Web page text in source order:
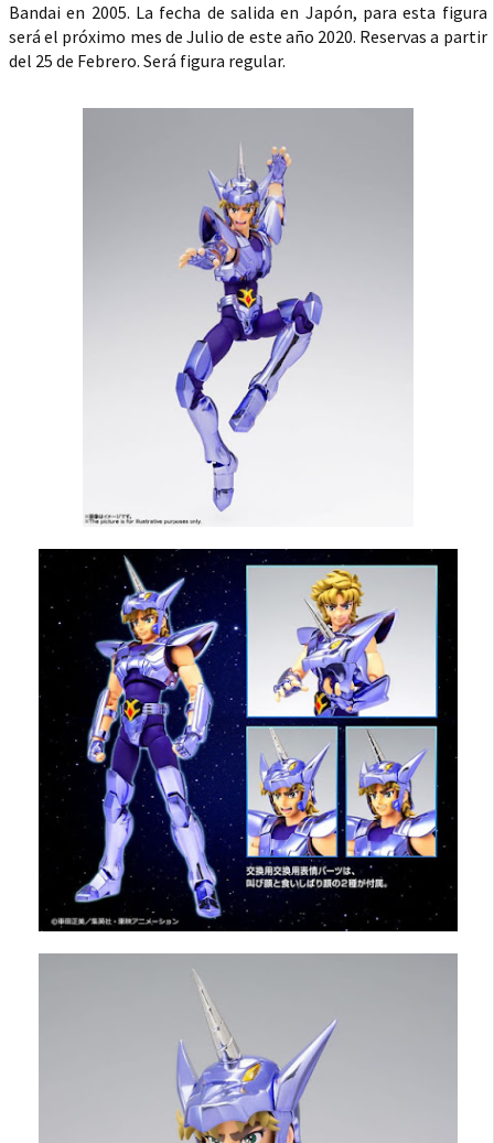
Bandai en 2005. La fecha de salida en Japón, para esta figura
será el próximo mes de Julio de este año 2020. Reservas a partir
del 25 de Febrero. Será figura regular.